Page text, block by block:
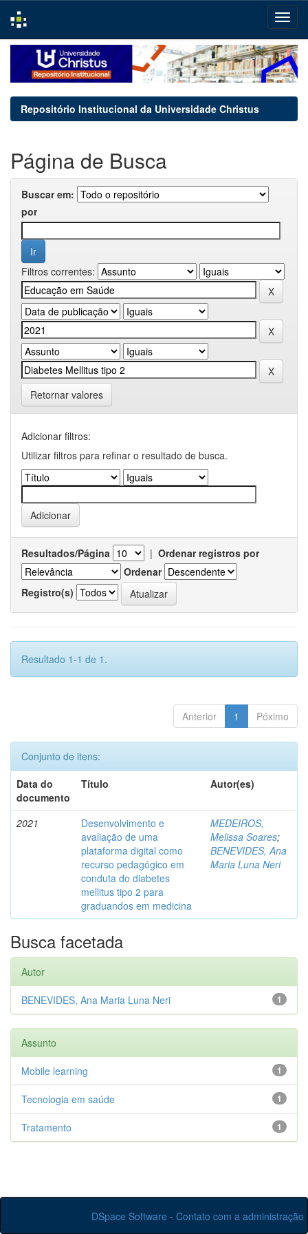
navigation
Repositório Institucional da Universidade Christus
Página de Busca
Buscar em:
por
Filtros correntes:
Retornar valores
Adicionar filtros:
Utilizar filtros para refinar o resultado de busca.
Resultados/Página | Ordenar registros por
Ordenar
Registro(s)
Resultado 1-1 de 1.
Anterior 1 Póximo
Conjunto de itens:
Data do
documento
Título Autor(es)
2021
Desenvolvimento e
avaliação de uma
plataforma digital como
recurso pedagógico em
conduta do diabetes
mellitus tipo 2 para
graduandos em medicina
MEDEIROS,
Melissa Soares;
BENEVIDES, Ana
Maria Luna Neri
Busca facetada
Autor
1
BENEVIDES, Ana Maria Luna Neri
Assunto
1
Mobile learning
1
Tecnologia em saúde
1
Tratamento
DSpace Software - Contato com a administração